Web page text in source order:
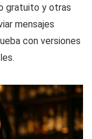
gratuito y otras
mensajes
con versiones